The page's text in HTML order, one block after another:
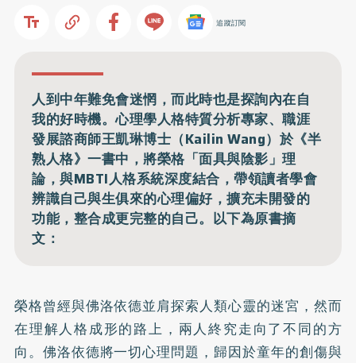
追蹤訂閱
人到中年難免會迷惘，而此時也是探詢內在自
我的好時機。心理學人格特質分析專家、職涯
發展諮商師王凱琳博士（Kailin Wang）於《半
熟人格》一書中，將榮格「面具與陰影」理
論，與MBTI人格系統深度結合，帶領讀者學會
辨識自己與生俱來的心理偏好，擴充未開發的
功能，整合成更完整的自己。以下為原書摘
文：
榮格曾經與佛洛依德並肩探索人類心靈的迷宮，然而
在理解人格成形的路上，兩人終究走向了不同的方
向。佛洛依德將一切心理問題，歸因於童年的創傷與